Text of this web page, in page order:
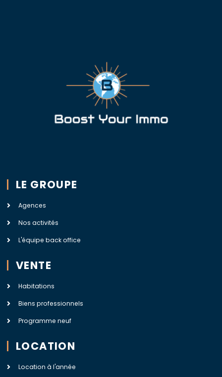
LE GROUPE
Agences
Nos activités
L'équipe back office
VENTE
Habitations
Biens professionnels
Programme neuf
LOCATION
Location à l'année